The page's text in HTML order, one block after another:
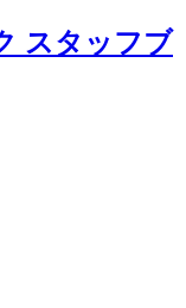
スタッフブ